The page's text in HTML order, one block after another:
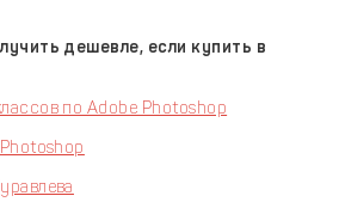
дешевле, если купить в
по Adobe Photoshop